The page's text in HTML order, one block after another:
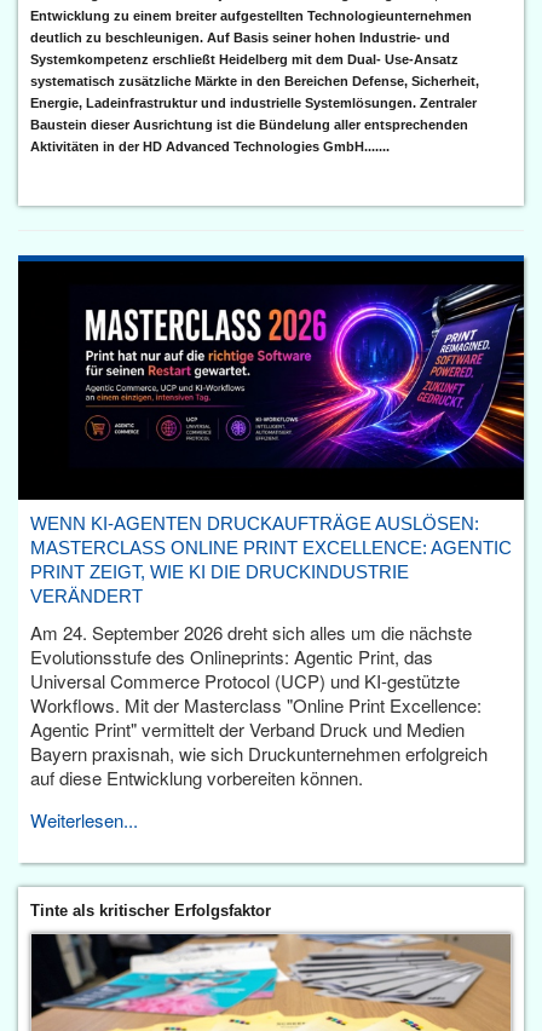
Entwicklung zu einem breiter aufgestellten Technologieunternehmen
deutlich zu beschleunigen. Auf Basis seiner hohen Industrie- und
Systemkompetenz erschließt Heidelberg mit dem Dual- Use-Ansatz
systematisch zusätzliche Märkte in den Bereichen Defense, Sicherheit,
Energie, Ladeinfrastruktur und industrielle Systemlösungen. Zentraler
Baustein dieser Ausrichtung ist die Bündelung aller entsprechenden
Aktivitäten in der HD Advanced Technologies GmbH.......
WENN KI-AGENTEN DRUCKAUFTRÄGE AUSLÖSEN:
MASTERCLASS ONLINE PRINT EXCELLENCE: AGENTIC
PRINT ZEIGT, WIE KI DIE DRUCKINDUSTRIE
VERÄNDERT
Am 24. September 2026 dreht sich alles um die nächste
Evolutionsstufe des Onlineprints: Agentic Print, das
Universal Commerce Protocol (UCP) und KI-gestützte
Workflows. Mit der Masterclass "Online Print Excellence:
Agentic Print" vermittelt der Verband Druck und Medien
Bayern praxisnah, wie sich Druckunternehmen erfolgreich
auf diese Entwicklung vorbereiten können.
Weiterlesen...
Tinte als kritischer Erfolgsfaktor